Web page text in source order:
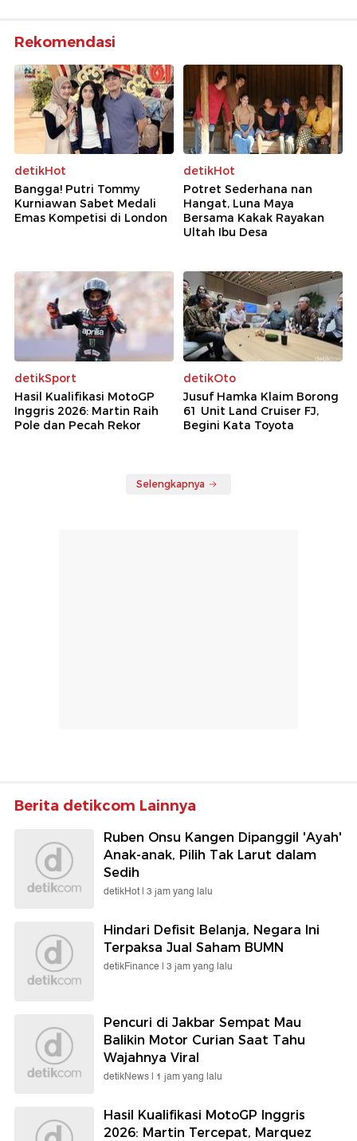
Rekomendasi
detikHot
Bangga! Putri Tommy
Kurniawan Sabet Medali
Emas Kompetisi di London
detikHot
Potret Sederhana nan
Hangat, Luna Maya
Bersama Kakak Rayakan
Ultah Ibu Desa
detikSport
Hasil Kualifikasi MotoGP
Inggris 2026: Martin Raih
Pole dan Pecah Rekor
detikOto
Jusuf Hamka Klaim Borong
61 Unit Land Cruiser FJ,
Begini Kata Toyota
Selengkapnya
Berita detikcom Lainnya
Ruben Onsu Kangen Dipanggil 'Ayah'
Anak-anak, Pilih Tak Larut dalam
Sedih
detikHot | 3 jam yang lalu
Hindari Defisit Belanja, Negara Ini
Terpaksa Jual Saham BUMN
detikFinance | 3 jam yang lalu
Pencuri di Jakbar Sempat Mau
Balikin Motor Curian Saat Tahu
Wajahnya Viral
detikNews | 1 jam yang lalu
Hasil Kualifikasi MotoGP Inggris
2026: Martin Tercepat, Marquez